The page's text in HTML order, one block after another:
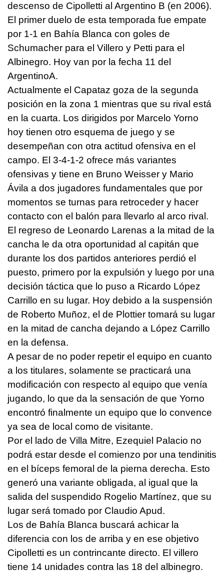
descenso de Cipolletti al Argentino B (en 2006).
El primer duelo de esta temporada fue empate
por 1-1 en Bahía Blanca con goles de
Schumacher para el Villero y Petti para el
Albinegro. Hoy van por la fecha 11 del
ArgentinoA.
Actualmente el Capataz goza de la segunda
posición en la zona 1 mientras que su rival está
en la cuarta. Los dirigidos por Marcelo Yorno
hoy tienen otro esquema de juego y se
desempeñan con otra actitud ofensiva en el
campo. El 3-4-1-2 ofrece más variantes
ofensivas y tiene en Bruno Weisser y Mario
Ávila a dos jugadores fundamentales que por
momentos se turnas para retroceder y hacer
contacto con el balón para llevarlo al arco rival.
El regreso de Leonardo Larenas a la mitad de la
cancha le da otra oportunidad al capitán que
durante los dos partidos anteriores perdió el
puesto, primero por la expulsión y luego por una
decisión táctica que lo puso a Ricardo López
Carrillo en su lugar. Hoy debido a la suspensión
de Roberto Muñoz, el de Plottier tomará su lugar
en la mitad de cancha dejando a López Carrillo
en la defensa.
A pesar de no poder repetir el equipo en cuanto
a los titulares, solamente se practicará una
modificación con respecto al equipo que venía
jugando, lo que da la sensación de que Yorno
encontró finalmente un equipo que lo convence
ya sea de local como de visitante.
Por el lado de Villa Mitre, Ezequiel Palacio no
podrá estar desde el comienzo por una tendinitis
en el bíceps femoral de la pierna derecha. Esto
generó una variante obligada, al igual que la
salida del suspendido Rogelio Martínez, que su
lugar será tomado por Claudio Apud.
Los de Bahía Blanca buscará achicar la
diferencia con los de arriba y en ese objetivo
Cipolletti es un contrincante directo. El villero
tiene 14 unidades contra las 18 del albinegro.